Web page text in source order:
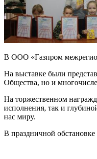
В ООО «Газпром
На выставке были
Общества, но и
На торжественном
исполнения, так и
нас миру.
В праздничной